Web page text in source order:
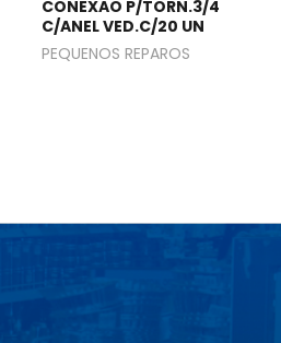
CONEXAO P/TORN.3/4
C/ANEL VED.C/20 UN
PEQUENOS REPAROS